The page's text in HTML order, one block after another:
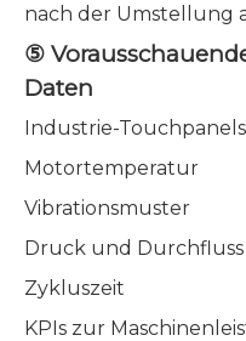
nach der Umstellung
⑤
Daten
Industrie-
Motortemperatur
Vibrationsmuster
Druck und Durchfluss
Zykluszeit
KPIs zur